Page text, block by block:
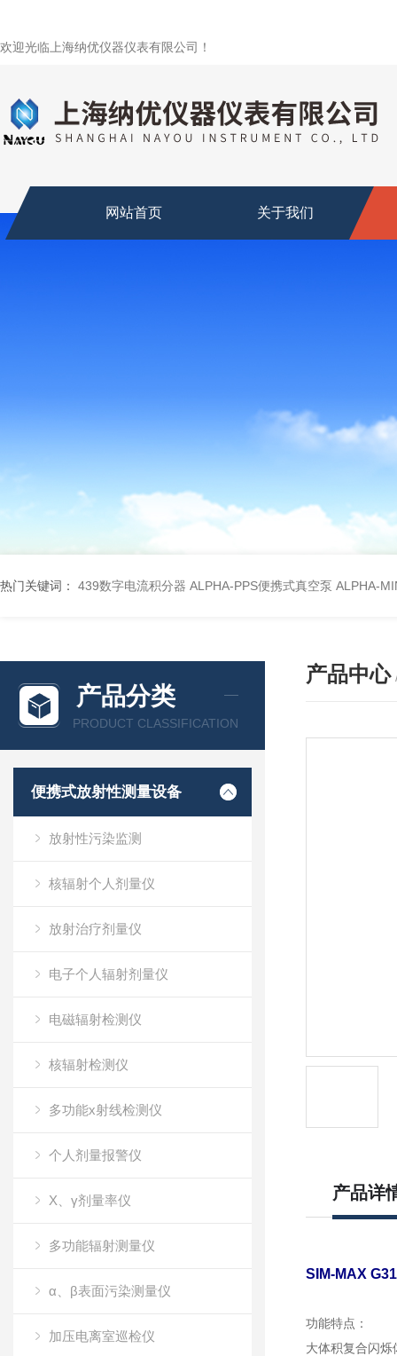
欢迎光临上海纳优仪器仪表有限公司！
网站首页 关于我们
热门关键词： 439数字电流积分器 ALPHA-PPS便携式真空泵 ALPHA-
产品分类
PRODUCT CLASSIFICATION
便携式放射性测量设备
放射性污染监测
核辐射个人剂量仪
放射治疗剂量仪
电子个人辐射剂量仪
电磁辐射检测仪
核辐射检测仪
多功能x射线检测仪
个人剂量报警仪
X、γ剂量率仪
多功能辐射测量仪
α、β表面污染测量仪
加压电离室巡检仪
产品中心
产品详
SIM-MAX
功能特点：
大体积复合闪烁